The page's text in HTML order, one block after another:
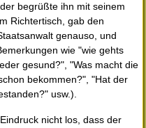
begrüßte ihn mit seinem
Richtertisch, gab den
genauso, und
wie "wie gehts
gesund?", "Was macht die
bekommen?", "Hat der
usw.).
nicht los, dass der